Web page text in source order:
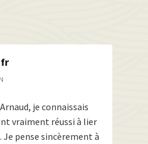
je connaissais
vraiment réussi à lier
Je pense sincèrement à